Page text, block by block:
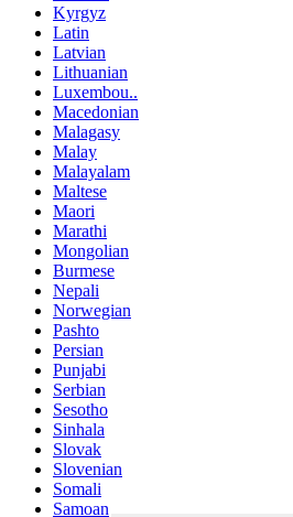
Kyrgyz
Latin
Latvian
Lithuanian
Luxembou..
Macedonian
Malagasy
Malay
Malayalam
Maltese
Maori
Marathi
Mongolian
Burmese
Nepali
Norwegian
Pashto
Persian
Punjabi
Serbian
Sesotho
Sinhala
Slovak
Slovenian
Somali
Samoan